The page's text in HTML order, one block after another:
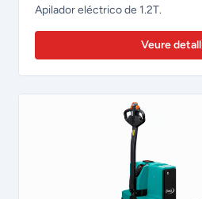
Apilador eléctrico de 1.2T.
Veure detall